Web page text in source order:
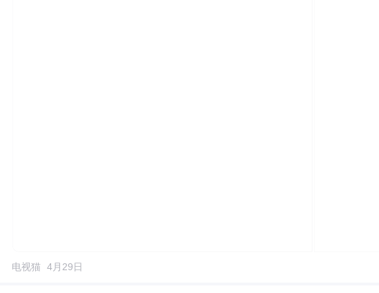
电视猫 4月29日